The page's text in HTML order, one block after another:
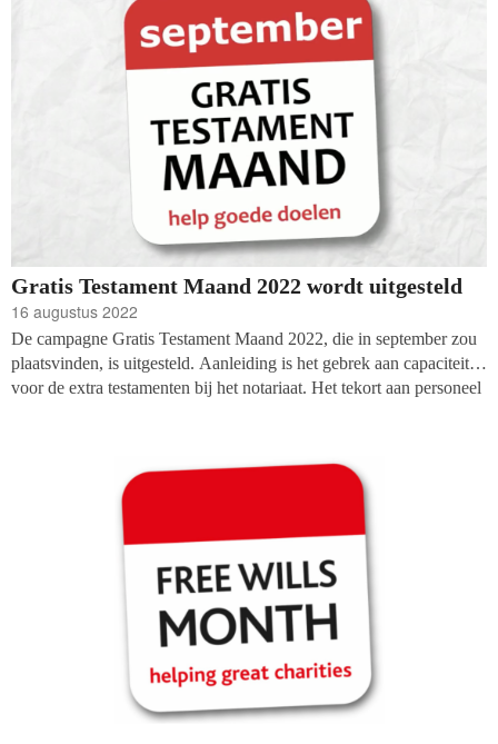
Gratis Testament Maand 2022 wordt uitgesteld
16 augustus 2022
De campagne Gratis Testament Maand 2022, die in september zou
plaatsvinden, is uitgesteld. Aanleiding is het gebrek aan capaciteit
voor de extra testamenten bij het notariaat. Het tekort aan personeel
tegenstelling tot wat er in andere landen plaatsvindt, is in Nederland
de onroerend-goed-markt doorontwikkeld en ook de economie is
dankzij de vele steunmaatregelen blijven groeien, waardoor er
steeds meer vraag naar de diensten van het notariaat is. Veel
notarissen werken nu met een wachtlijst en hebben geen ruimte
meer voor het extra werk dat de Gratis Testament Maand nu vraagt.